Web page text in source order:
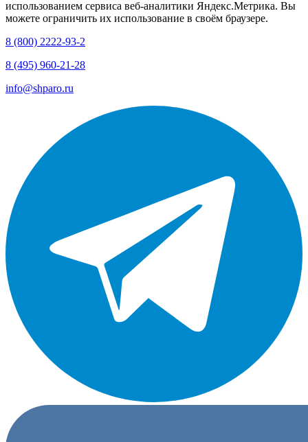
использованием сервиса веб-аналитики Яндекс.Метрика. Вы
можете ограничить их использование в своём браузере.
8 (800) 2222-93-2
8 (495) 960-21-28
info@shparo.ru